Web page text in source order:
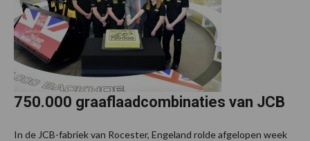
750.000 graaflaadcombinaties van JCB
In de JCB-fabriek van Rocester, Engeland rolde afgelopen week